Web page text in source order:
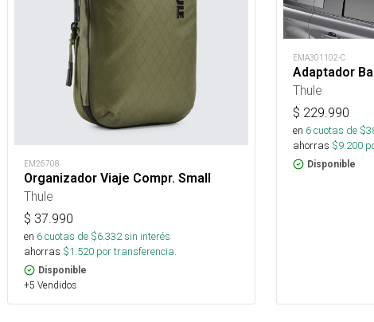
EM26708
Organizador Viaje Compr. Small
Thule
$ 37.990
en 6cuotas de $6.332sin interés
ahorras $1.520 por transferencia.
Disponible
+5 Vendidos
EMA301102-C
Adaptador
Thule
$ 229.990
en 6cuotas de $
ahorras $9.200
Disponible